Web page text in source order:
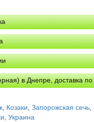
в Днепре, доставка по
, Козаки, Запорожская сечь,
, Украина